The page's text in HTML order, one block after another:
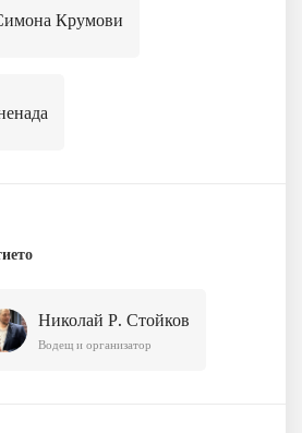
Крумови
Николай Р. Стойков
Водещ и организатор